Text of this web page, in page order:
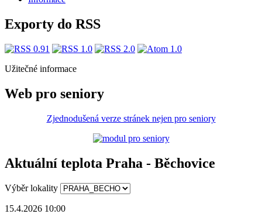
Exporty do RSS
Užitečné informace
Web pro seniory
Zjednodušená verze stránek nejen pro seniory
Aktuální teplota Praha - Běchovice
Výběr lokality
15.4.2026 10:00